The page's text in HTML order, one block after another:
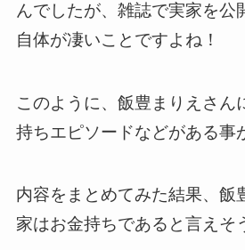
んでしたが、雑誌で実家を公
自体が凄いことですよね！
このように、飯豊まりえさん
持ちエピソードなどがある事
内容をまとめてみた結果、飯
家はお金持ちであると言えそ